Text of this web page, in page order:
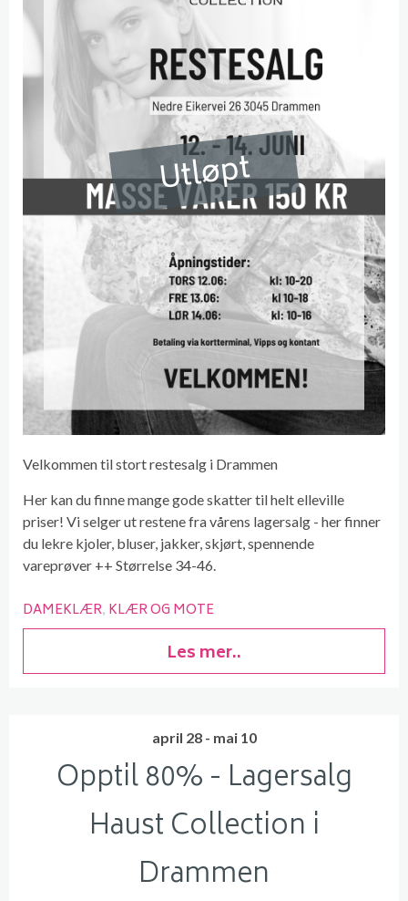
Utløpt
Velkommen til stort restesalg i Drammen
Her kan du finne mange gode skatter til helt elleville
priser! Vi selger ut restene fra vårens lagersalg - her finner
du lekre kjoler, bluser, jakker, skjørt, spennende
vareprøver ++ Størrelse 34-46.
DAMEKLÆR KLÆR OG MOTE
Les mer..
april 28 - mai 10
Opptil 80% - Lagersalg
Haust Collection i
Drammen